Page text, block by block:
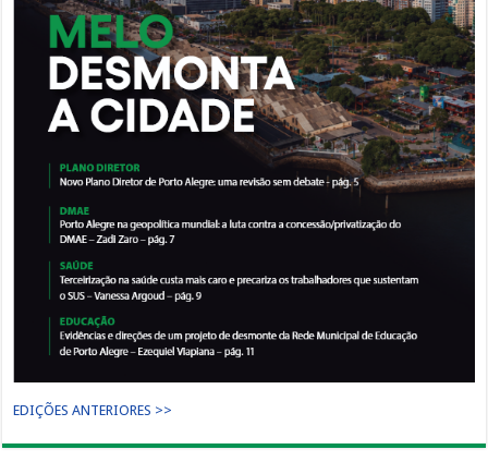
EDIÇÕES ANTERIORES >>